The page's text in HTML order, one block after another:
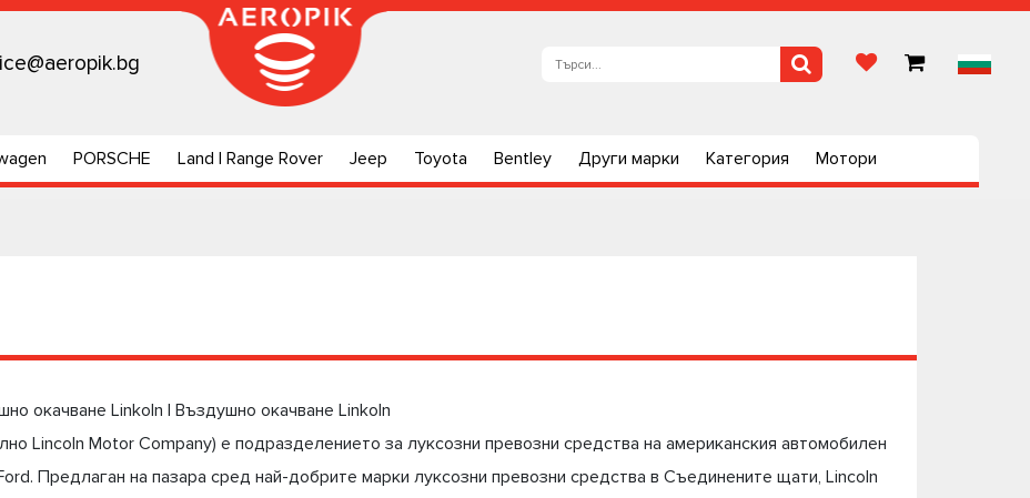
PORSCHE Land | Range Rover Jeep Toyota Bentley Други марки Категория Мотори
окачване Linkoln | Въздушно окачване Linkoln
Lincoln Motor Company) е подразделението за луксозни превозни средства на американския автомобилен
Предлаган на пазара сред най-добрите марки луксозни превозни средства в Съединените щати, Lincoln